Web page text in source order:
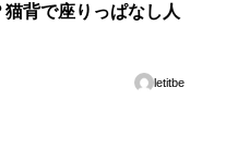
背で座りっぱなし人
letitbe